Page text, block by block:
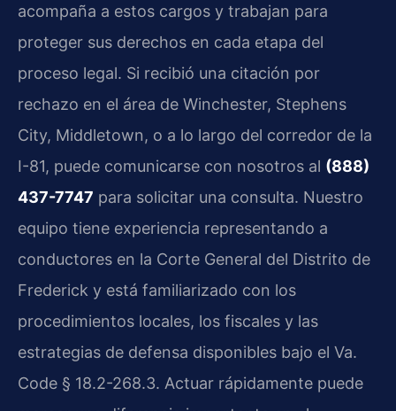
acompaña a estos cargos y trabajan para
proteger sus derechos en cada etapa del
proceso legal. Si recibió una citación por
rechazo en el área de Winchester, Stephens
City, Middletown, o a lo largo del corredor de la
I-81, puede comunicarse con nosotros al (888)
437-7747 para solicitar una consulta. Nuestro
equipo tiene experiencia representando a
conductores en la Corte General del Distrito de
Frederick y está familiarizado con los
procedimientos locales, los fiscales y las
estrategias de defensa disponibles bajo el Va.
Code § 18.2-268.3. Actuar rápidamente puede